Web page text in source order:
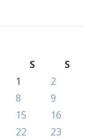
S
S
1
2
8
9
15
16
22
23